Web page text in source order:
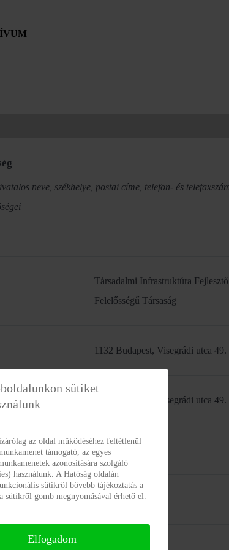
neve, székhelye, postai címe, telefon- és
Társadalmi Infrastruktúra
Felelősségű Társaság
1132 Budapest, Visegrádi utca 49.
1132 Budapest, Visegrádi utca 49.
+36 30 419 0293
-
sütiket
az oldal működéséhez feltétlenül
támogató, az egyes
azonosítására szolgáló
használunk. A Hatóság oldalán
sütikről bővebb tájékoztatás a
sütikről gomb megnyomásával érhető el.
Elfogadom